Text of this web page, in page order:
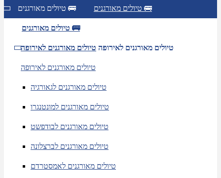
טיולים מאורגנים 🚌 טיולים מאורגנים 🚌
טיולים מאורגנים 🚌
טיולים מאורגנים לאירופה טיולים מאורגנים לאירופה
טיולים מאורגנים לאירופה
טיולים מאורגנים לגאורגיה
טיולים מאורגנים למונטנגרו
טיולים מאורגנים לבודפשט
טיולים מאורגנים לברצלונה
טיולים מאורגנים לאמסטרדם